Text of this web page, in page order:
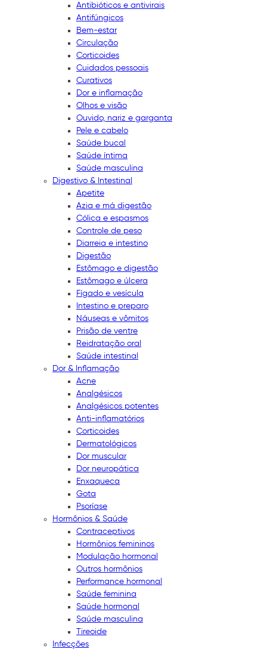
Antibióticos e antivirais
Antifúngicos
Bem-estar
Circulação
Corticoides
Cuidados pessoais
Curativos
Dor e inflamação
Olhos e visão
Ouvido, nariz e garganta
Pele e cabelo
Saúde bucal
Saúde íntima
Saúde masculina
Digestivo & Intestinal
Apetite
Azia e má digestão
Cólica e espasmos
Controle de peso
Diarreia e intestino
Digestão
Estômago e digestão
Estômago e úlcera
Fígado e vesícula
Intestino e preparo
Náuseas e vômitos
Prisão de ventre
Reidratação oral
Saúde intestinal
Dor & Inflamação
Acne
Analgésicos
Analgésicos potentes
Anti-inflamatórios
Corticoides
Dermatológicos
Dor muscular
Dor neuropática
Enxaqueca
Gota
Psoríase
Hormônios & Saúde
Contraceptivos
Hormônios femininos
Modulação hormonal
Outros hormônios
Performance hormonal
Saúde feminina
Saúde hormonal
Saúde masculina
Tireoide
Infecções